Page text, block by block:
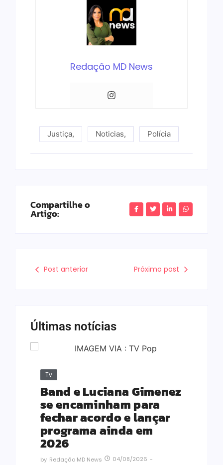
Redação MD News
Justiça, Noticias, Polícia
Compartilhe o
Artigo:
Post anterior Próximo post
Últimas notícias
Tv
Band e Luciana Gimenez
se encaminham para
fechar acordo e lançar
programa ainda em
2026
by Redação MD News 04/08/2026 -